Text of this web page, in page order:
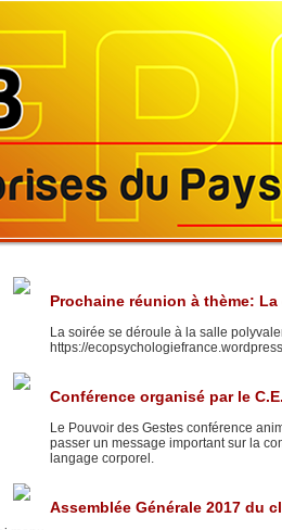
Prochaine réunion à thème:
La soirée se déroule à la salle
https://
Conférence organisé par le
Le Pouvoir des Gestes conférence
passer un message important sur la
langage corporel.
Assemblée Générale 2017 du